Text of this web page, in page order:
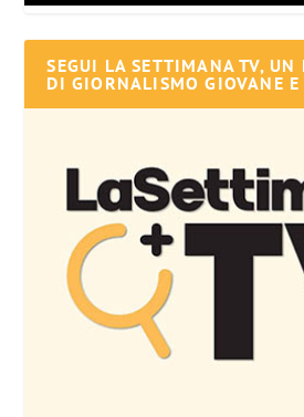
SEGUI LA SETTIMANA TV, UN
DI GIORNALISMO GIOVANE